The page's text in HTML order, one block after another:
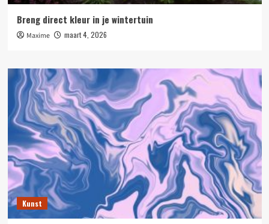
Breng direct kleur in je wintertuin
Maxime maart 4, 2026
Kunst